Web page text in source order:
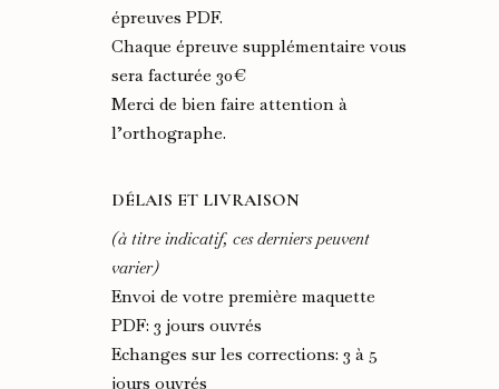
épreuves PDF.
Chaque épreuve supplémentaire vous
sera facturée 30€
Merci de bien faire attention à
l’orthographe.
DÉLAIS ET LIVRAISON
(à titre indicatif, ces derniers peuvent
varier)
Envoi de votre première maquette
PDF: 3 jours ouvrés
Echanges sur les corrections: 3 à 5
jours ouvrés